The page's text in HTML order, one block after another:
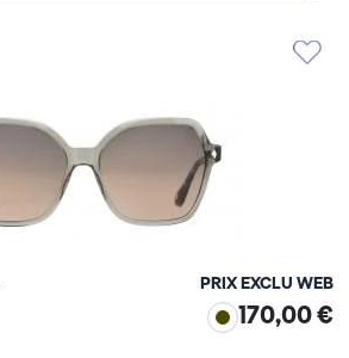
PRIX EXCLU WEB
170,00 €